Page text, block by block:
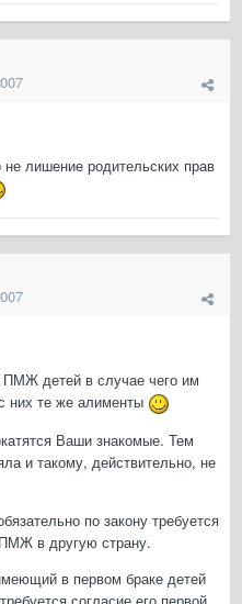
лишение родительских прав
ПМЖ детей в случае чего им
них те же алименты
Ваши знакомые. Тем
и такому, действительно, не
по закону требуется
в другую страну.
в первом браке детей